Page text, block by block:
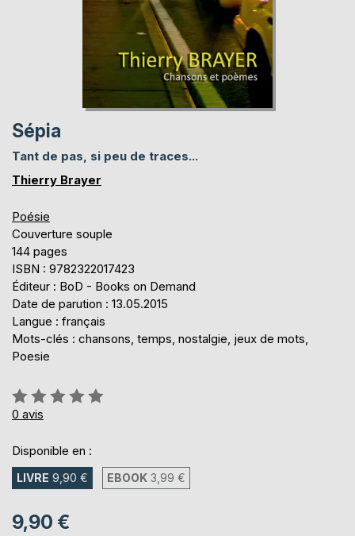
Sépia
Tant de pas, si peu de traces...
Thierry Brayer
Poésie
Couverture souple
144 pages
ISBN : 9782322017423
Éditeur : BoD - Books on Demand
Date de parution : 13.05.2015
Langue : français
Mots-clés : chansons, temps, nostalgie, jeux de mots,
Poesie
Évaluation:
0%
0 avis
Disponible en :
LIVRE 9,90 € EBOOK 3,99 €
9,90 €